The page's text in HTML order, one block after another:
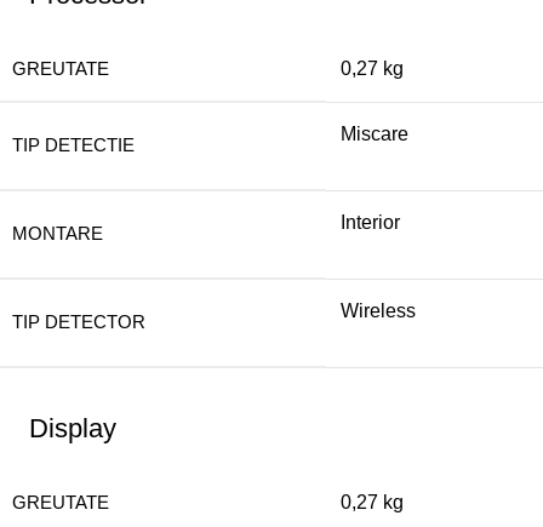
GREUTATE 0,27 kg
TIP DETECTIE
Miscare
MONTARE
Interior
TIP DETECTOR
Wireless
Display
GREUTATE 0,27 kg